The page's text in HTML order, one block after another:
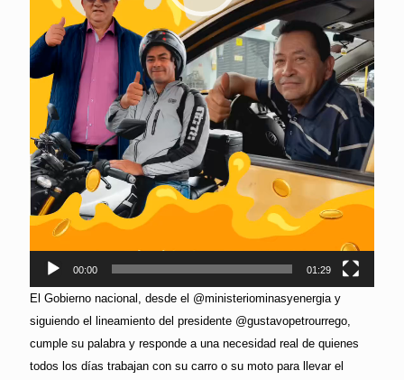
00:00 01:29
El Gobierno nacional, desde el @ministeriominasyenergia y
siguiendo el lineamiento del presidente @gustavopetrourrego,
cumple su palabra y responde a una necesidad real de quienes
todos los días trabajan con su carro o su moto para llevar el